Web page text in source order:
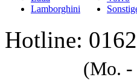
Lamborghini
Hotline:
(Mo. -